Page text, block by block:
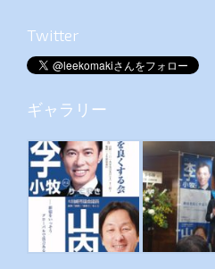
Twitter
ギャラリー